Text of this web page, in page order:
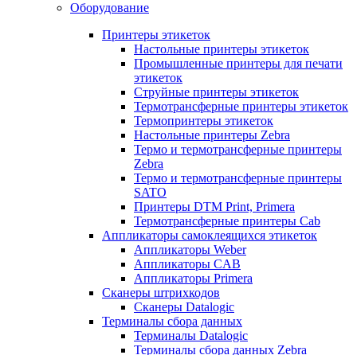
Оборудование
Принтеры этикеток
Настольные принтеры этикеток
Промышленные принтеры для печати
этикеток
Струйные принтеры этикеток
Термотрансферные принтеры этикеток
Термопринтеры этикеток
Настольные принтеры Zebra
Термо и термотрансферные принтеры
Zebra
Термо и термотрансферные принтеры
SATO
Принтеры DTM Print, Primera
Термотрансферные принтеры Cab
Аппликаторы самоклеящихся этикеток
Аппликаторы Weber
Аппликаторы CAB
Аппликаторы Primera
Сканеры штрихкодов
Сканеры Datalogic
Терминалы сбора данных
Терминалы Datalogic
Терминалы сбора данных Zebra